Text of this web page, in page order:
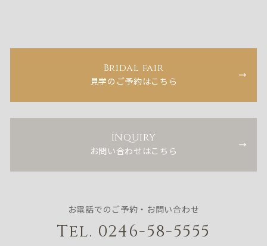
Bridal fair
見学のご予約はこちら
INQUIRY
お問い合わせはこちら
お電話でのご予約・お問い合わせ
Tel. 0246-58-5555